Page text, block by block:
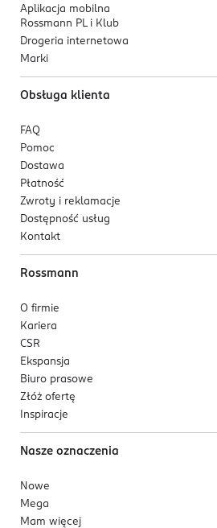
Aplikacja mobilna
Rossmann PL i Klub
Drogeria internetowa
Marki
Obsługa klienta
FAQ
Pomoc
Dostawa
Płatność
Zwroty i reklamacje
Dostępność usług
Kontakt
Rossmann
O firmie
Kariera
CSR
Ekspansja
Biuro prasowe
Złóż ofertę
Inspiracje
Nasze oznaczenia
Nowe
Mega
Mam więcej